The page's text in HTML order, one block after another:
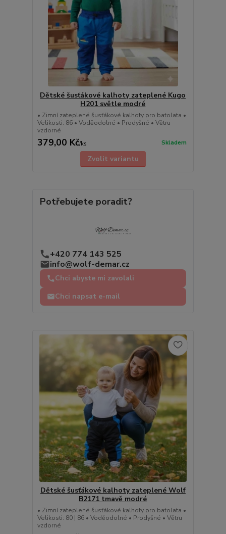
Dětské šusťákové kalhoty zateplené Kugo
H201 světle modré
• Zimní zateplené šusťákové kalhoty pro batolata •
Velikosti: 86 • Voděodolné • Prodyšné • Větru
vzdorné
379,00 Kč/ks Skladem
Zvolit variantu
Potřebujete poradit?
+420 774 143 525
info@wolf-demar.cz
Chci abyste mi zavolali
Chci napsat e-mail
Dětské šusťákové kalhoty zateplené Wolf
B2171 tmavě modré
• Zimní zateplené šusťákové kalhoty pro batolata •
Velikosti: 80 | 86 • Voděodolné • Prodyšné • Větru
vzdorné